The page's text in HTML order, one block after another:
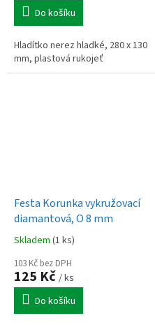
Do košíku
Hladítko nerez hladké, 280 x 130
mm, plastová rukojeť
Festa Korunka vykružovací
diamantová, O 8 mm
Skladem (1 ks)
103 Kč bez DPH
125 Kč / ks
Do košíku